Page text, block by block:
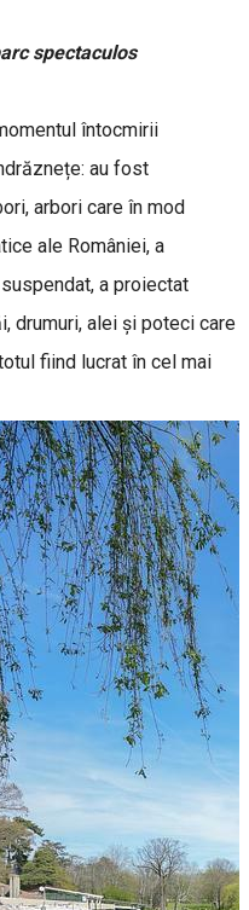
spectaculos
întocmirii
au fost
arbori care în mod
ale României, a
a proiectat
drumuri, alei și poteci care
fiind lucrat în cel mai